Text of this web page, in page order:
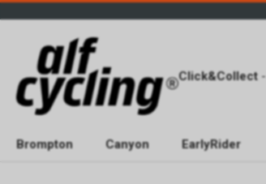
Click&Collect
Brompton Canyon EarlyRider